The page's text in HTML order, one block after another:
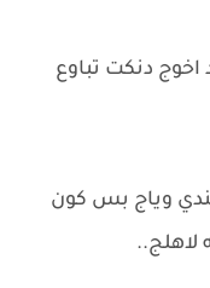
دنكت تباوع
وياج بس كون